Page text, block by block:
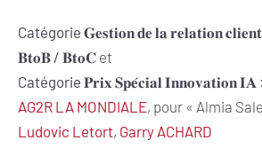
Catégorie 𝐆𝐞𝐬𝐭𝐢𝐨𝐧 𝐝𝐞 𝐥𝐚 𝐫𝐞𝐥𝐚𝐭𝐢𝐨𝐧 𝐜𝐥𝐢𝐞𝐧𝐭
𝐁𝐭𝐨𝐁 / 𝐁𝐭𝐨𝐂 et
Catégorie 𝐏𝐫𝐢𝐱 𝐒𝐩𝐞́𝐜𝐢𝐚𝐥 𝐈𝐧𝐧𝐨𝐯𝐚𝐭𝐢𝐨𝐧 𝐈𝐀 :
AG2R LA MONDIALE, pour « Almia
Ludovic Letort, Garry ACHARD